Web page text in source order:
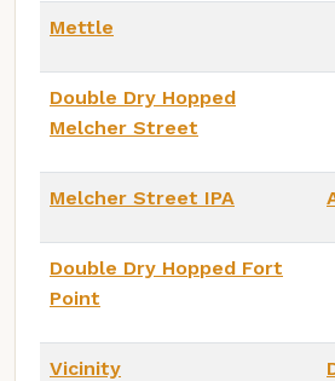
Mettle
Double Dry Hopped
Melcher Street
Melcher Street IPA
Double Dry Hopped Fort
Point
Vicinity